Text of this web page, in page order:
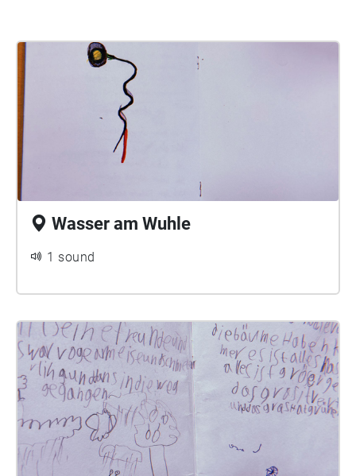
dieserr Grünfläche in einer breiteren und komplexeren
Ökologie? Dieser Prozess ist eine Erweiterung einer
Zusammenarbeit, die im Sommer 2023 mit Cornelia
Kahl und der nGbK Hellersdorfer Station begann, als
wir, von der Grünfläche ausgehend, einen
Klangspaziergang entlang eines Abschnitts der
Wuhle unternahmen, der "Gehen ~ Hören mit der
Wuhle. Mimetische Akte der Gegenseitigkeit" hieß.
Wir folgen dem Vorschlag von Cornelia, dass
Jugendliche sich auf einen Quadratmeter in der
Grünfläche konzentrieren und diesen tief beobachten
die Veränderungen, die natürliche Dynamik im
Verlauf der Jahreszeiten, z.B. Pflanzen und Tiere, die
dort wachsen, sich aufhalten oder verschwinden,
dokumentieren. Durch tiefes Zuhören, Einstimmen
und Geschichtenerzählen werden verschiedene Wege
gefördert, das ökologische Leben der urbanen Natur
zu begreifen und schätzen zu lernen.
Wasser am Wuhle
1 sound